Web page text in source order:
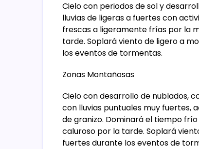
Cielo con periodos de sol y
lluvias de ligeras a fuertes con
frescas a ligeramente frías por la
tarde. Soplará viento de ligero a
los eventos de tormentas.
Zonas Montañosas
Cielo con desarrollo de nublados,
con lluvias puntuales muy fuertes,
de granizo. Dominará el tiempo
caluroso por la tarde. Soplará
fuertes durante los eventos de